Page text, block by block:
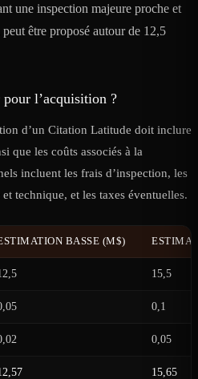
une inspection majeure proche et
être proposé autour de 12,5
l’acquisition ?
d’un Citation Latitude doit inclure
que les coûts associés à la
incluent les frais d’inspection, les
technique, et les taxes éventuelles.
BASSE (M$)
15,5
0,1
0,05
15,65